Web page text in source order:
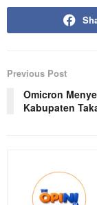
Previous Post
Omicron
Kabupaten